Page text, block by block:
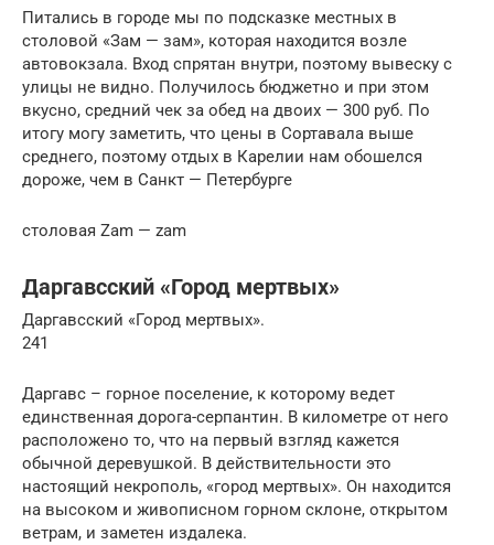
Питались в городе мы по подсказке местных в
столовой «Зам — зам», которая находится возле
автовокзала. Вход спрятан внутри, поэтому вывеску с
улицы не видно. Получилось бюджетно и при этом
вкусно, средний чек за обед на двоих — 300 руб. По
итогу могу заметить, что цены в Сортавала выше
среднего, поэтому отдых в Карелии нам обошелся
дороже, чем в Санкт — Петербурге
столовая Zam — zam
Даргавсский «Город мертвых»
Даргавсский «Город мертвых».
241
Даргавс – горное поселение, к которому ведет
единственная дорога-серпантин. В километре от него
расположено то, что на первый взгляд кажется
обычной деревушкой. В действительности это
настоящий некрополь, «город мертвых». Он находится
на высоком и живописном горном склоне, открытом
ветрам, и заметен издалека.